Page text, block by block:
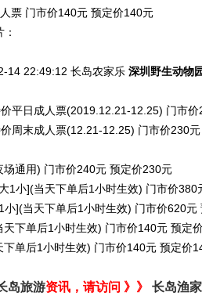
票 门市价140元 预定价140元
14 22:49:12 长岛农家乐 深圳野生动物
平日成人票(2019.12.21-12.25) 门市
周末成人票(12.21-12.25) 门市价230
场通用) 门市价240元 预定价230元
1小](当天下单后1小时生效) 门市价380
小](当天下单后1小时生效) 门市价620元
下单后1小时生效) 门市价140元 预定
单后1小时生效) 门市价140元 预定价
岛旅游资讯，请访问 》》 长岛渔